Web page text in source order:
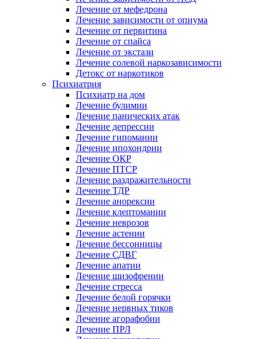
Лечение от мефедрона
Лечение зависимости от опиума
Лечение от первитина
Лечение от спайса
Лечение от экстази
Лечение солевой наркозависимости
Детокс от наркотиков
Психиатрия
Психиатр на дом
Лечение булимии
Лечение панических атак
Лечение депрессии
Лечение гипомании
Лечение ипохондрии
Лечение ОКР
Лечение ПТСР
Лечение раздражительности
Лечение ТДР
Лечение анорексии
Лечение клептомании
Лечение неврозов
Лечение астении
Лечение бессонницы
Лечение СДВГ
Лечение апатии
Лечение шизофрении
Лечение стресса
Лечение белой горячки
Лечение нервных тиков
Лечение агорафобии
Лечение ПРЛ